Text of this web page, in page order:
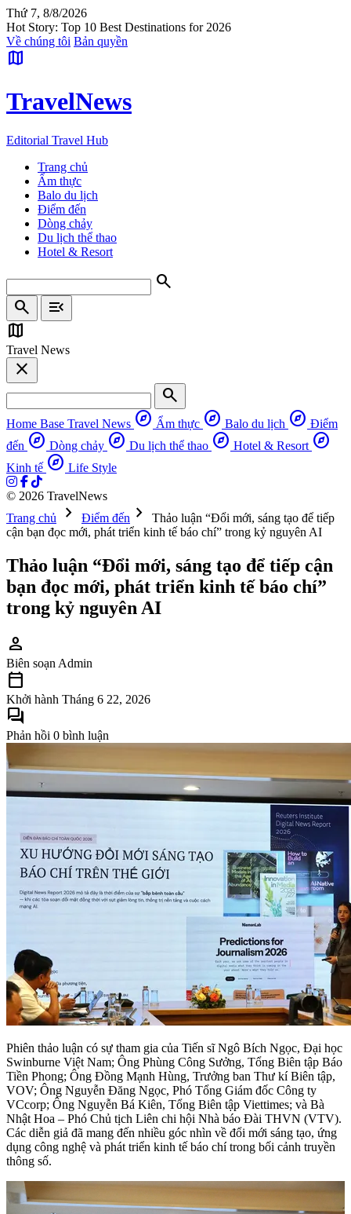
Thứ 7, 8/8/2026
Hot Story: Top 10 Best Destinations for 2026
Về chúng tôi Bản quyền
map
TravelNews
Editorial Travel Hub
Trang chủ
Ẩm thực
Balo du lịch
Điểm đến
Dòng chảy
Du lịch thể thao
Hotel & Resort
search
search
menu_open
map
Travel News
close
search
Home Base Travel News explore Ẩm thực explore Balo du lịch explore Điểm
đến explore Dòng chảy explore Du lịch thể thao explore Hotel & Resort explore
Kinh tế explore Life Style
© 2026 TravelNews
Trang chủ
chevron_right Điểm đến chevron_right
Thảo luận “Đổi mới, sáng tạo để tiếp
cận bạn đọc mới, phát triển kinh tế báo chí” trong kỷ nguyên AI
Thảo luận “Đổi mới, sáng tạo để tiếp cận
bạn đọc mới, phát triển kinh tế báo chí”
trong kỷ nguyên AI
person
Biên soạn Admin
calendar_today
Khởi hành Tháng 6 22, 2026
forum
Phản hồi 0 bình luận
Phiên thảo luận có sự tham gia của Tiến sĩ Ngô Bích Ngọc, Đại học
Swinburne Việt Nam; Ông Phùng Công Sưởng, Tổng Biên tập Báo
Tiền Phong; Ông Đồng Mạnh Hùng, Trưởng ban Thư kí Biên tập,
VOV; Ông Nguyễn Đăng Ngọc, Phó Tổng Giám đốc Công ty
VCcorp; Ông Nguyễn Bá Kiên, Tổng Biên tập Viettimes; và Bà
Nhật Hoa – Phó Chủ tịch Liên chi hội Nhà báo Đài THVN (VTV).
Các diễn giả đã mang đến nhiều góc nhìn về đổi mới sáng tạo, ứng
dụng công nghệ và phát triển kinh tế báo chí trong bối cảnh truyền
thông số.